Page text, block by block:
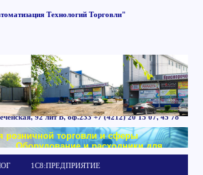
Технологий Торговли"
92 лит Б,оф.233+7 (4212) 20 15 07, 45 78
розничной торговли и сферы
Оборудование и расходники для
Обучение работе в системе
1С8:ПРЕДПРИЯТИЕ